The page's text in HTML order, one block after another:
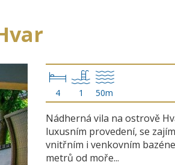
4 1 50m
Nádherná vila na ostrově
luxusním provedení, se
vnitřním i venkovním
metrů od moře...